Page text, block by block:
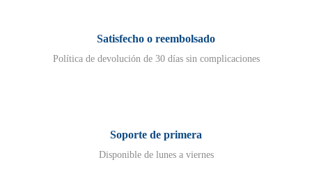
Satisfecho o reembolsado
Política de devolución de 30 días sin complicaciones
Soporte de primera
Disponible de lunes a viernes